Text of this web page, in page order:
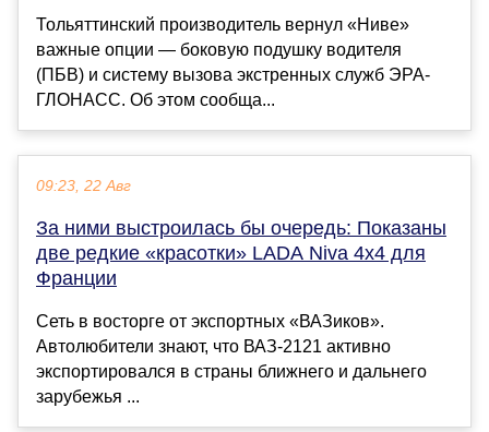
Тольяттинский производитель вернул «Ниве»
важные опции — боковую подушку водителя
(ПБВ) и систему вызова экстренных служб ЭРА-
ГЛОНАСС. Об этом сообща...
09:23, 22 Авг
За ними выстроилась бы очередь: Показаны
две редкие «красотки» LADA Niva 4x4 для
Франции
Сеть в восторге от экспортных «ВАЗиков».
Автолюбители знают, что ВАЗ-2121 активно
экспортировался в страны ближнего и дальнего
зарубежья ...